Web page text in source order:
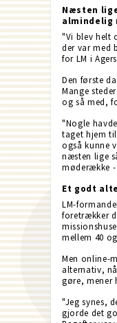
Næsten
almindelig
"Vi blev helt
der var med
for LM i
Den første
Mange
og så med,
"Nogle
taget hjem
også kunne
næsten lige
møderække -
Et godt
LM-
foretrækker
mellem 40
Men online-
alternativ,
gøre, mener
"Jeg synes,
gjorde det